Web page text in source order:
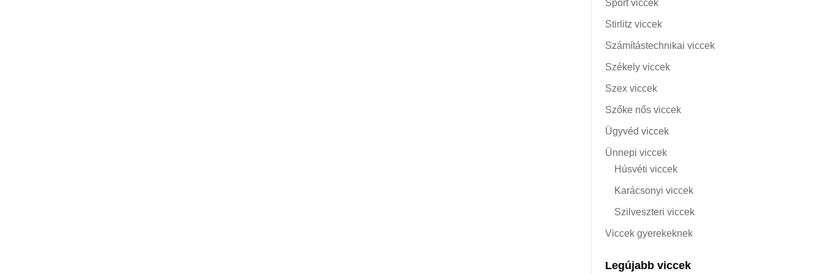
Sport viccek
Stirlitz viccek
Számítástechnikai viccek
Székely viccek
Szex viccek
Szőke nős viccek
Ügyvéd viccek
Ünnepi viccek
Húsvéti viccek
Karácsonyi viccek
Szilveszteri viccek
Viccek gyerekeknek
Legújabb viccek